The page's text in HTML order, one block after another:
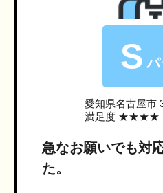
S パ
愛知県名古屋市
満足度 ★★★★
急なお願いでも対
た。